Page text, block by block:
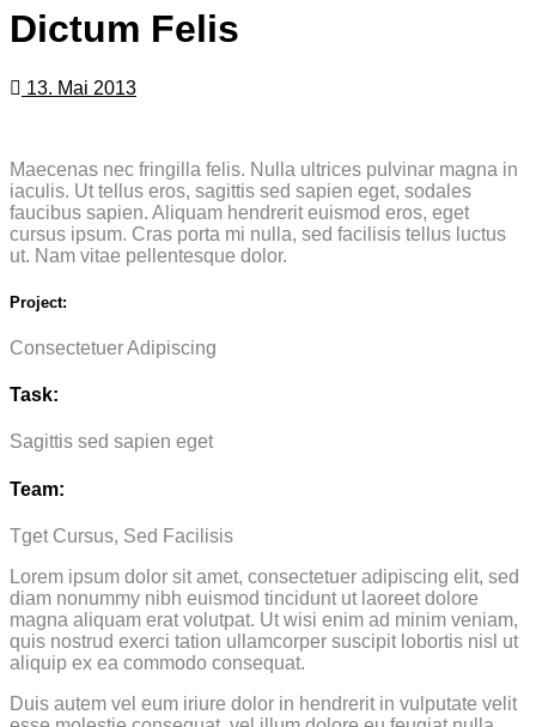
Dictum Felis
13. Mai 2013
Maecenas nec fringilla felis. Nulla ultrices pulvinar magna in
iaculis. Ut tellus eros, sagittis sed sapien eget, sodales
faucibus sapien. Aliquam hendrerit euismod eros, eget
cursus ipsum. Cras porta mi nulla, sed facilisis tellus luctus
ut. Nam vitae pellentesque dolor.
Project:
Consectetuer Adipiscing
Task:
Sagittis sed sapien eget
Team:
Tget Cursus, Sed Facilisis
Lorem ipsum dolor sit amet, consectetuer adipiscing elit, sed
diam nonummy nibh euismod tincidunt ut laoreet dolore
magna aliquam erat volutpat. Ut wisi enim ad minim veniam,
quis nostrud exerci tation ullamcorper suscipit lobortis nisl ut
aliquip ex ea commodo consequat.
Duis autem vel eum iriure dolor in hendrerit in vulputate velit